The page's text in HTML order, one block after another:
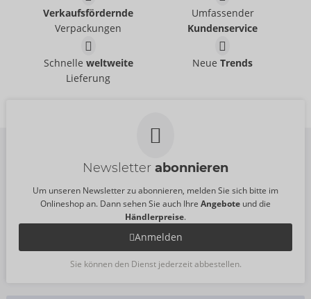
Wundertüte für SIE
International Surprise
Verkaufsfördernde
Verpackungen
Umfassender
Kundenservice
Schnelle weltweite
Lieferung
NeueTrends
Newsletter abonnieren
Um unseren Newsletter zu abonnieren, melden Sie sich bitte im
Onlineshop an. Dann sehen Sie auch Ihre Angebote und die
Händlerpreise.
Anmelden
Sie können den Dienst jederzeit abbestellen.